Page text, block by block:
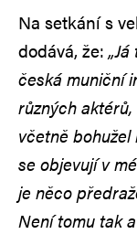
Na setkání s
dodává, že:
česká muniční
různých
včetně
se objevují v
je něco
Není tomu tak